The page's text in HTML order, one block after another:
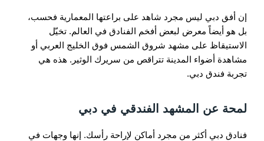
إن أفق دبي ليس مجرد شاهد على براعتها المعمارية فحسب،
بل هو أيضاً معرض لبعض أفخم الفنادق في العالم. تخيّل
الاستيقاظ على مشهد شروق الشمس فوق الخليج العربي أو
مشاهدة أضواء المدينة تتراقص من سريرك الوثير. هذه هي
تجربة فندق دبي.
لمحة عن المشهد الفندقي في دبي
فنادق دبي أكثر من مجرد أماكن لإراحة رأسك. إنها وجهات في